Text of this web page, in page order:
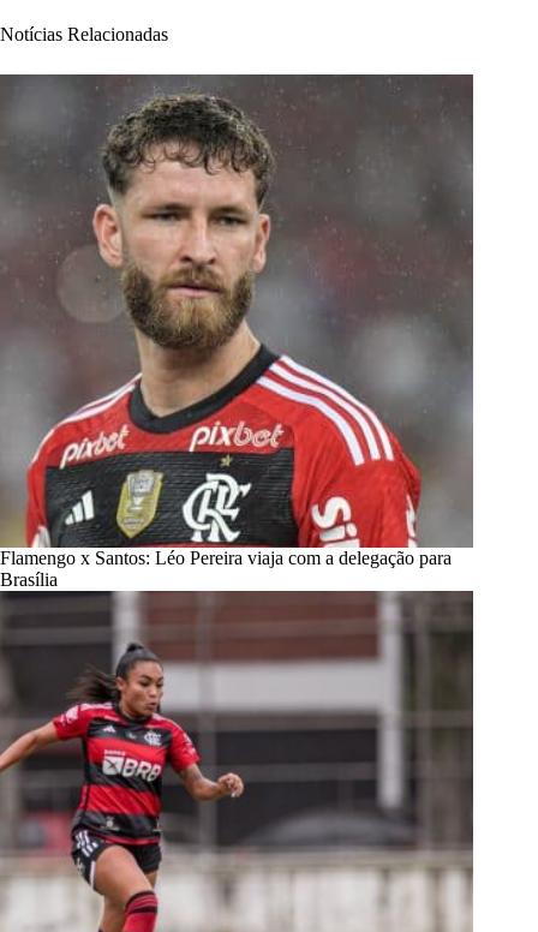
Notícias Relacionadas
Flamengo x Santos: Léo Pereira viaja com a delegação para
Brasília